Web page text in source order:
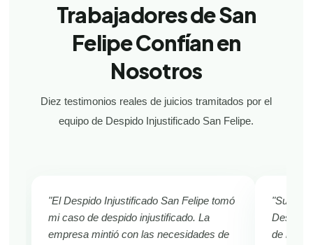
Trabajadores de San
Felipe Confían en
Nosotros
Diez testimonios reales de juicios tramitados por el
equipo de Despido Injustificado San Felipe.
"El Despido Injustificado San Felipe tomó
mi caso de despido injustificado. La
empresa mintió con las necesidades de
"Sufría
Despido
de